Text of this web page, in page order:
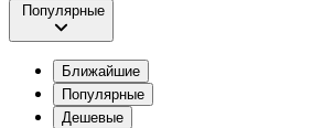
Популярные
Ближайшие
Популярные
Дешевые